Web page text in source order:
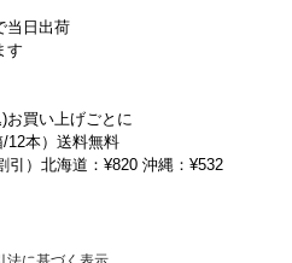
当日出荷
す
お買い上げごとに
/12本）送料無料
引）北海道：¥820 沖縄：¥532